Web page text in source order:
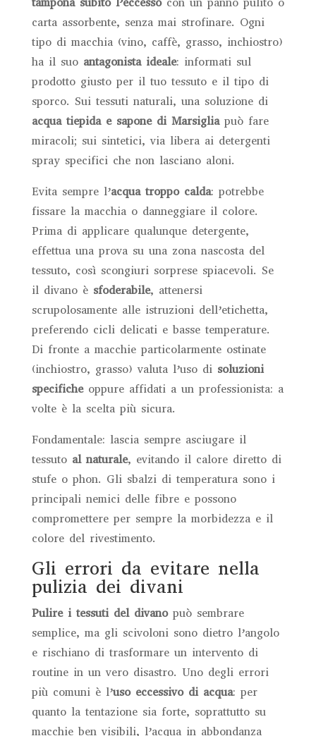
carta assorbente, senza mai strofinare. Ogni
tipo di macchia (vino, caffè, grasso, inchiostro)
ha il suo antagonista ideale: informati sul
prodotto giusto per il tuo tessuto e il tipo di
sporco. Sui tessuti naturali, una soluzione di
acqua tiepida e sapone di Marsigliapuò fare
miracoli; sui sintetici, via libera ai detergenti
spray specifici che non lasciano aloni.
Evita sempre l’acqua troppo calda: potrebbe
fissare la macchia o danneggiare il colore.
Prima di applicare qualunque detergente,
effettua una prova su una zona nascosta del
tessuto, così scongiuri sorprese spiacevoli. Se
il divano è sfoderabile, attenersi
scrupolosamente alle istruzioni dell’etichetta,
preferendo cicli delicati e basse temperature.
Di fronte a macchie particolarmente ostinate
(inchiostro, grasso) valuta l’uso di soluzioni
specificheoppure affidati a un professionista: a
volte è la scelta più sicura.
Fondamentale: lascia sempre asciugare il
tessuto al naturale, evitando il calore diretto di
stufe o phon. Gli sbalzi di temperatura sono i
principali nemici delle fibre e possono
compromettere per sempre la morbidezza e il
colore del rivestimento.
Gli errori da evitare nella
pulizia dei divani
Pulire i tessuti del divanopuò sembrare
semplice, ma gli scivoloni sono dietro l’angolo
e rischiano di trasformare un intervento di
routine in un vero disastro. Uno degli errori
più comuni è l’uso eccessivo di acqua: per
quanto la tentazione sia forte, soprattutto su
macchie ben visibili, l’acqua in abbondanza